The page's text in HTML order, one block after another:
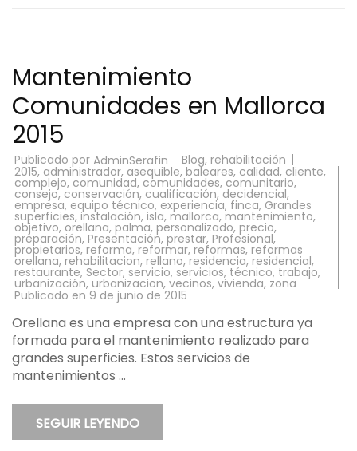
Mantenimiento
Comunidades en Mallorca
2015
Publicado por AdminSerafin Blog, rehabilitación
2015, administrador, asequible, baleares, calidad, cliente,
complejo, comunidad, comunidades, comunitario,
consejo, conservación, cualificación,decidencial,
empresa, equipo técnico, experiencia, finca, Grandes
superficies, instalación, isla, mallorca, mantenimiento,
objetivo, orellana, palma, personalizado, precio,
preparación, Presentación, prestar, Profesional,
propietarios, reforma, reformar, reformas, reformas
orellana, rehabilitacion, rellano,residencia, residencial,
restaurante, Sector, servicio, servicios, técnico, trabajo,
urbanización, urbanizacion, vecinos, vivienda, zona
Publicado en 9 de junio de 2015
Orellana es una empresa con una estructura ya
formada para el mantenimiento realizado para
grandes superficies. Estos servicios de
mantenimientos …
SEGUIR LEYENDO